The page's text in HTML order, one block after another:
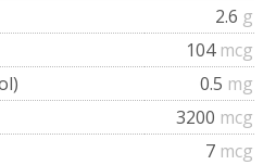
2.6 g
104 mcg
0.5 mg
3200 mcg
7 mcg